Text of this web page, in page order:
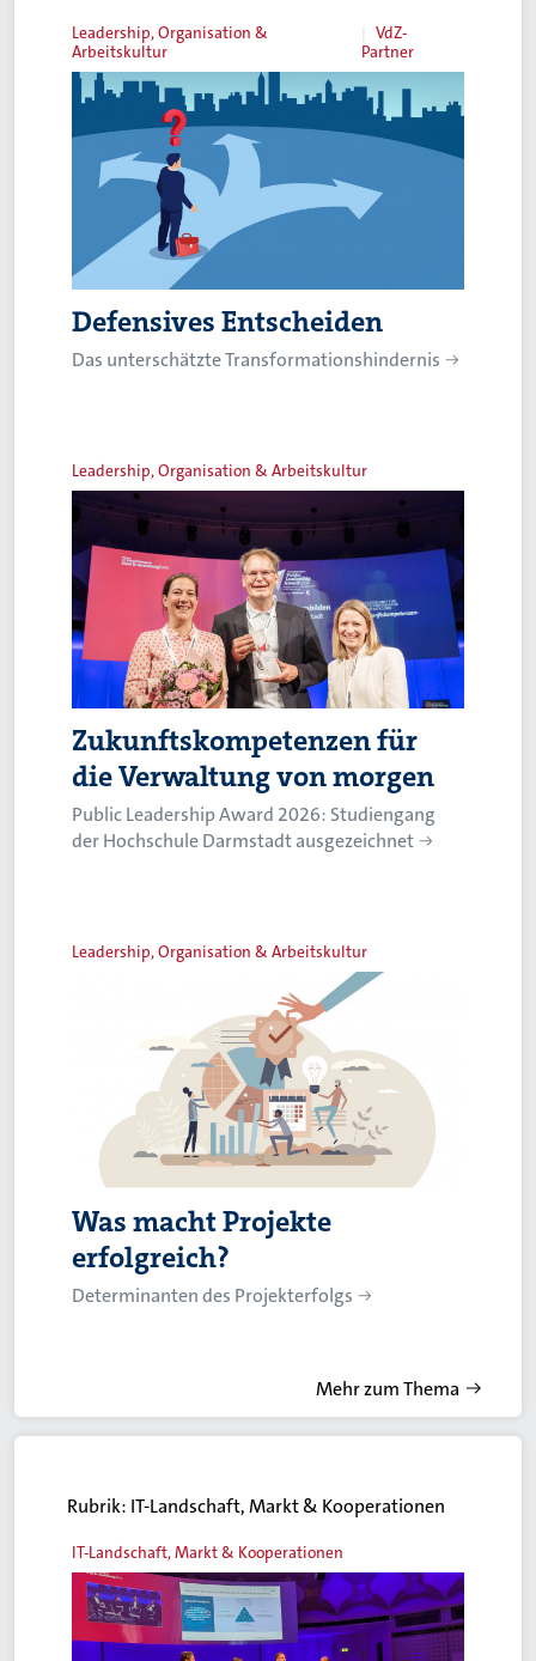
Leadership, Organisation &
Arbeitskultur
VdZ-
Partner
Defensives Entscheiden
Das unterschätzte Transformationshindernis
Leadership, Organisation & Arbeitskultur
Zukunftskompetenzen für
die Verwaltung von morgen
Public Leadership Award 2026: Studiengang
der Hochschule Darmstadt ausgezeichnet
Leadership, Organisation & Arbeitskultur
Was macht Projekte
erfolgreich?
Determinanten des Projekterfolgs
Mehr zum Thema
Rubrik: IT-Landschaft, Markt & Kooperationen
IT-Landschaft, Markt & Kooperationen